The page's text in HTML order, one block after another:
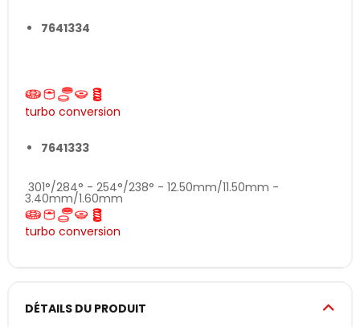
7641334
turbo conversion
7641333
301°/284° - 254°/238° - 12.50mm/11.50mm -
3.40mm/1.60mm
turbo conversion
DÉTAILS DU PRODUIT